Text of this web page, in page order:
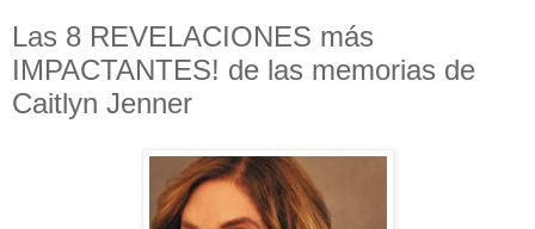
Las 8 REVELACIONES más
IMPACTANTES! de las memorias de
Caitlyn Jenner